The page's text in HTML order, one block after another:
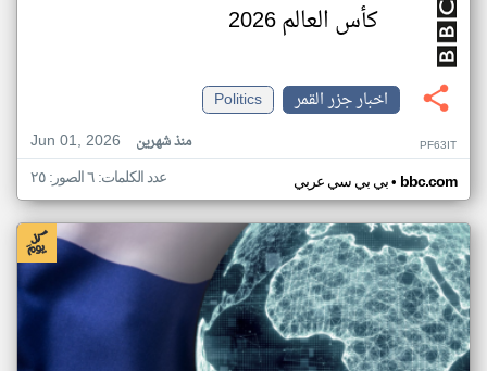
كأس العالم 2026
اخبار جزر القمر
Politics
Jun 01, 2026
منذ شهرين PF63IT
بي بي سي عربي• bbc.com عدد الكلمات: ٦ الصور: ٢٥